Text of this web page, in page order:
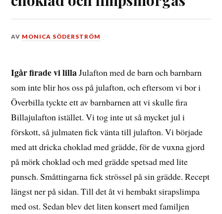
DEN
2015
AV MONICA SÖDERSTRÖM
Igår firade vi lillaJulafton med de barn och barnbarn
som inte blir hos oss på julafton, och eftersom vi bor i
Överbilla tyckte ett av barnbarnen att vi skulle fira
Billajulafton istället. Vi tog inte ut så mycket jul i
förskott, så julmaten fick vänta till julafton. Vi började
med att dricka choklad med grädde, för de vuxna gjord
på mörk choklad och med grädde spetsad med lite
punsch. Småttingarna fick strössel på sin grädde. Recept
längst ner på sidan. Till det åt vi hembakt sirapslimpa
med ost. Sedan blev det liten konsert med familjen